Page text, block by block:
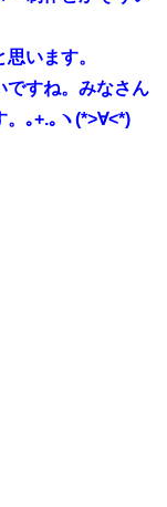
います。
ですね。みなさん
｡+.｡ヽ(*>∀<*)